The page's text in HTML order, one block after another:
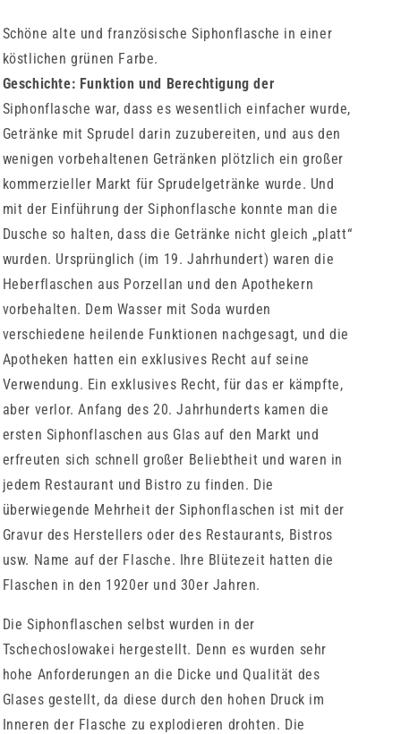
Schöne alte und französische Siphonflasche in einer
köstlichen grünen Farbe.
Geschichte: Funktion und Berechtigung der
Siphonflasche war, dass es wesentlich einfacher wurde,
Getränke mit Sprudel darin zuzubereiten, und aus den
wenigen vorbehaltenen Getränken plötzlich ein großer
kommerzieller Markt für Sprudelgetränke wurde. Und
mit der Einführung der Siphonflasche konnte man die
Dusche so halten, dass die Getränke nicht gleich „platt“
wurden. Ursprünglich (im 19. Jahrhundert) waren die
Heberflaschen aus Porzellan und den Apothekern
vorbehalten. Dem Wasser mit Soda wurden
verschiedene heilende Funktionen nachgesagt, und die
Apotheken hatten ein exklusives Recht auf seine
Verwendung. Ein exklusives Recht, für das er kämpfte,
aber verlor. Anfang des 20. Jahrhunderts kamen die
ersten Siphonflaschen aus Glas auf den Markt und
erfreuten sich schnell großer Beliebtheit und waren in
jedem Restaurant und Bistro zu finden. Die
überwiegende Mehrheit der Siphonflaschen ist mit der
Gravur des Herstellers oder des Restaurants, Bistros
usw. Name auf der Flasche. Ihre Blütezeit hatten die
Flaschen in den 1920er und 30er Jahren.
Die Siphonflaschen selbst wurden in der
Tschechoslowakei hergestellt. Denn es wurden sehr
hohe Anforderungen an die Dicke und Qualität des
Glases gestellt, da diese durch den hohen Druck im
Inneren der Flasche zu explodieren drohten. Die